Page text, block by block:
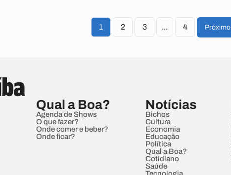
1 2 3 ... 4 Próximo
Qual a Boa?
Agenda de Shows
O que fazer?
Onde comer e beber?
Onde ficar?
Notícias
Bichos
Cultura
Economia
Educação
Política
Qual a Boa?
Cotidiano
Saúde